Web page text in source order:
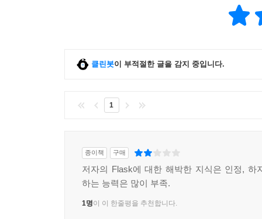
A.1 윈도우에서의 설치 509
A.2 리눅스에서의 설치 514
APPENDIX C 가상 환경 구성 523
APPENDIX D Flask 설치 526
APPENDIX E PostgreSQL 9.4 설치 527
클린봇이 부적절한 글을 감지 중입니다.
1
종이책 구매
저자의 Flask에 대한 해박한 지식은 인정, 하
하는 능력은 많이 부족.
1명이 이 한줄평을 추천합니다.